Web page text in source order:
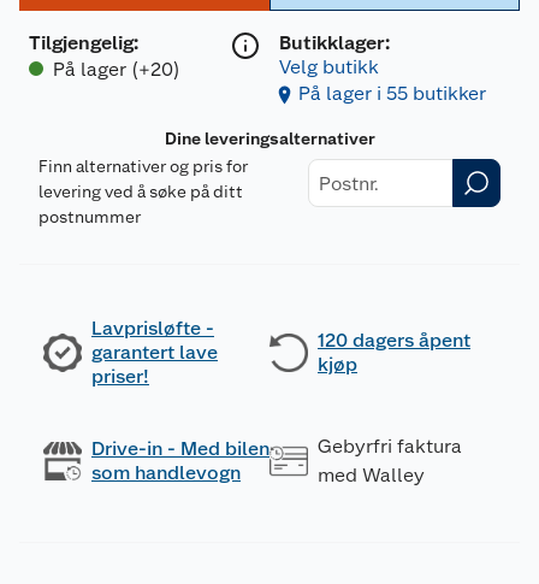
Tilgjengelig:
På lager (+20)
Butikklager:
Velg butikk
På lager i 55 butikker
Dine leveringsalternativer
Finn alternativer og pris for
levering ved å søke på ditt
postnummer
Lavprisløfte -
garantert lave
priser!
120 dagers åpent
kjøp
Drive-in - Med bilen
som handlevogn
Gebyrfri faktura
med Walley